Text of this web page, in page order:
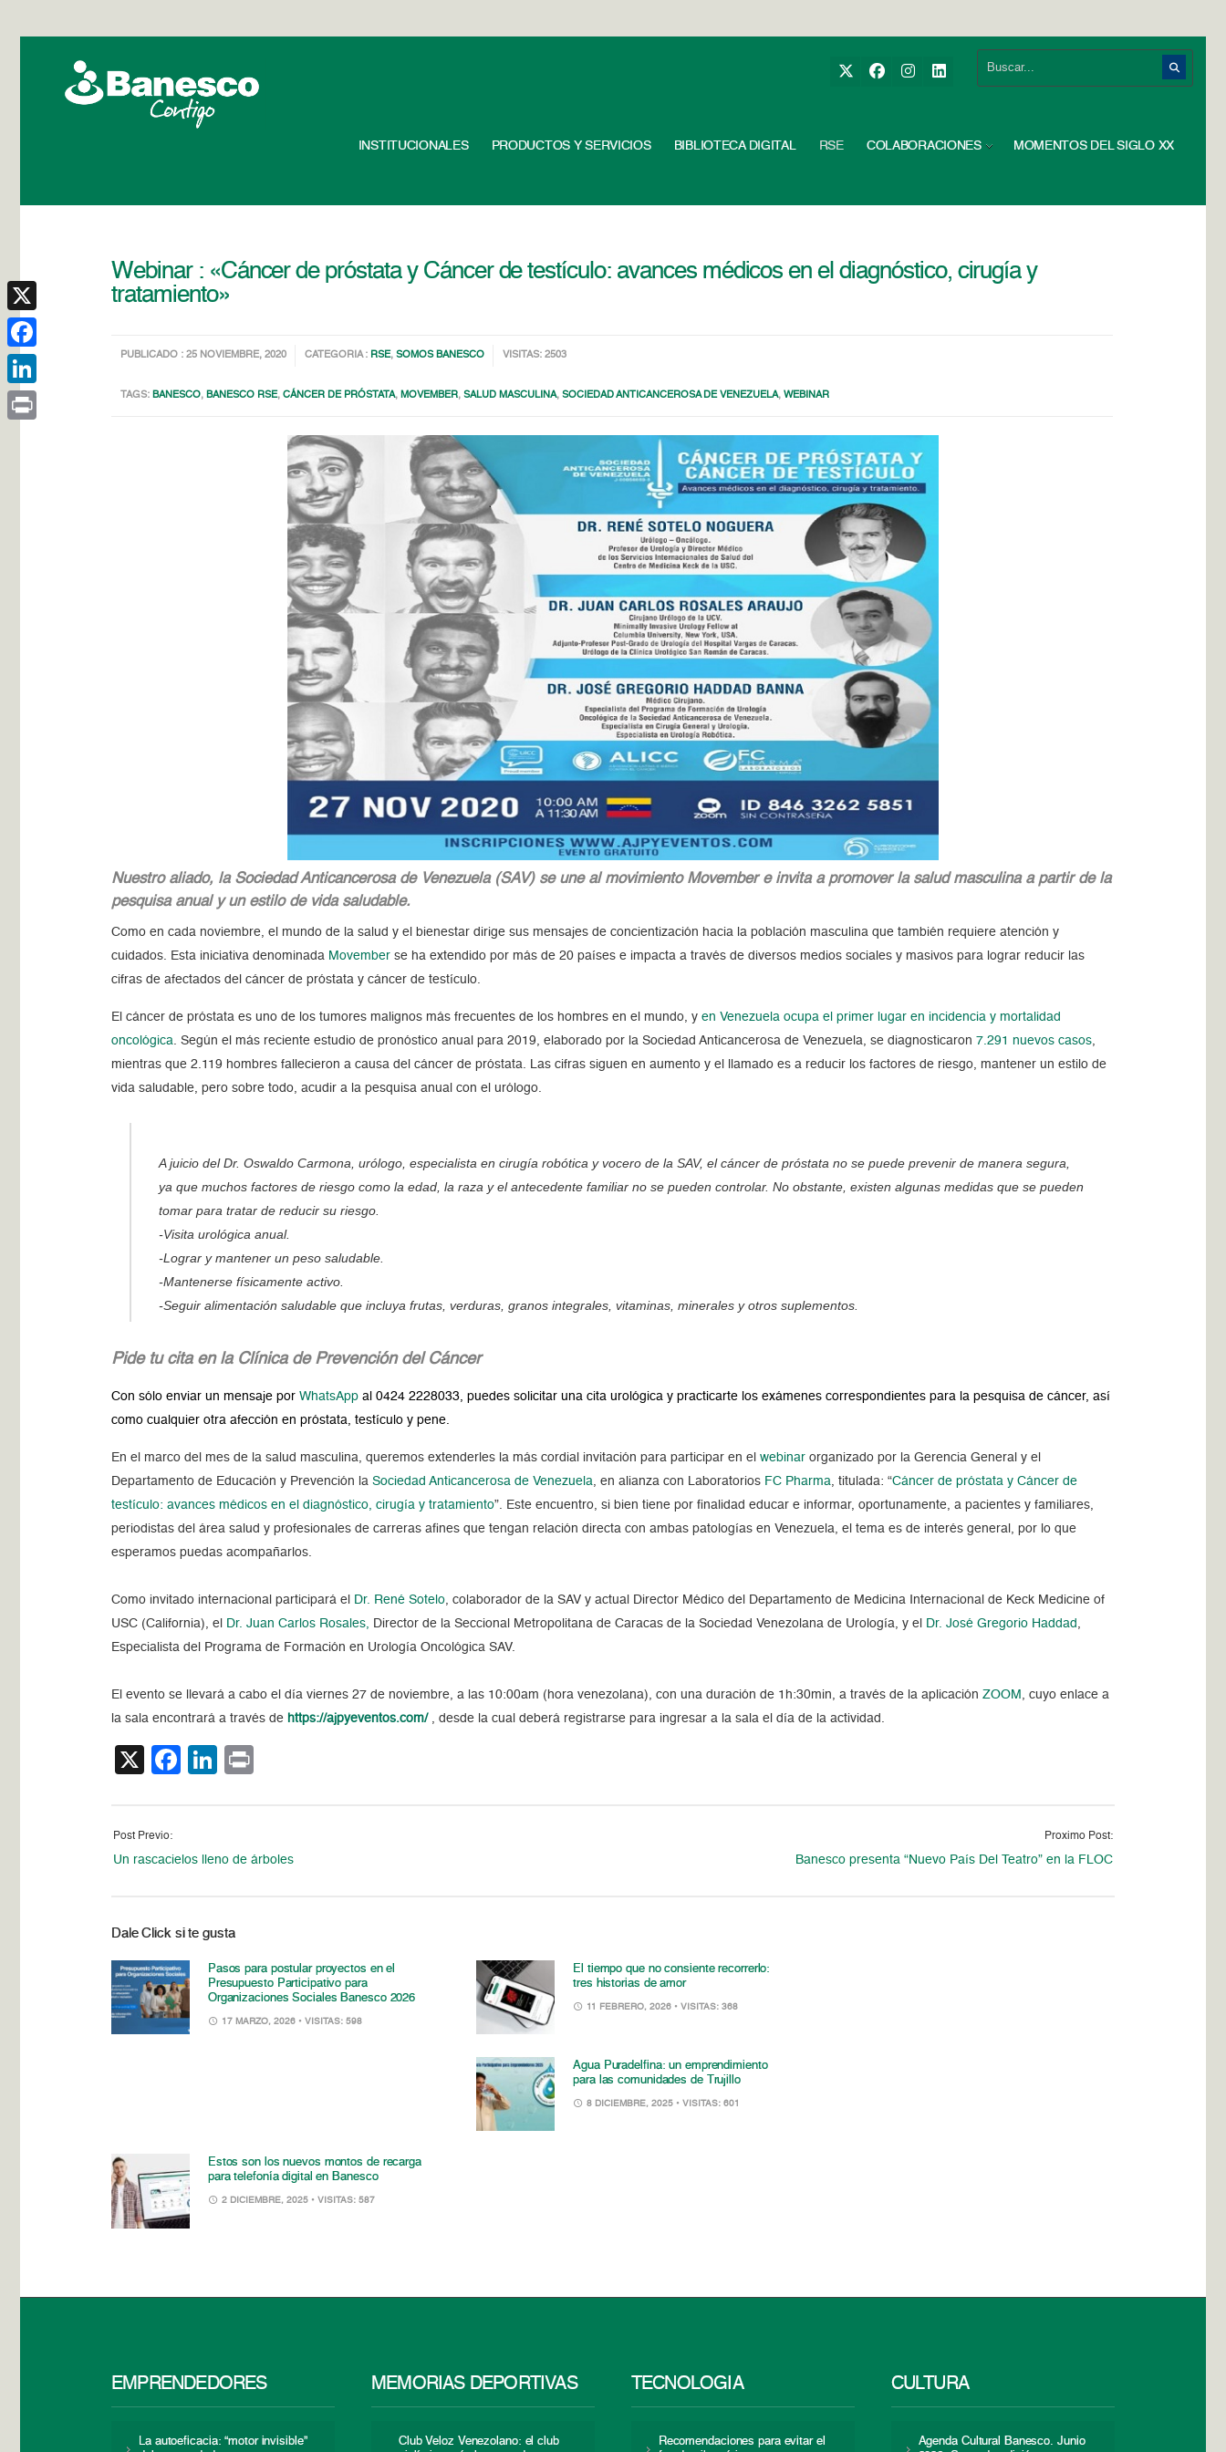
INSTITUCIONALES PRODUCTOS Y SERVICIOS BIBLIOTECA DIGITAL RSE COLABORACIONES MOMENTOS DEL SIGLO XX
Webinar : «Cáncer de próstata y Cáncer de testículo: avances médicos en el diagnóstico, cirugía y
tratamiento»
PUBLICADO : 25 NOVIEMBRE, 2020 CATEGORIA : RSE,SOMOS BANESCO VISITAS: 2503
TAGS: BANESCO, BANESCO RSE,CÁNCER DE PRÓSTATA, MOVEMBER,SALUD MASCULINA,SOCIEDAD ANTICANCEROSA DE VENEZUELA,WEBINAR
Nuestro aliado, la Sociedad Anticancerosa de Venezuela (SAV) se une al movimiento Movember e invita a promover la salud masculina a partir de la
pesquisa anual y un estilo de vida saludable.
Como en cada noviembre, el mundo de la salud y el bienestar dirige sus mensajes de concientización hacia la población masculina que también requiere atención y
cuidados. Esta iniciativa denominada Movember se ha extendido por más de 20 países e impacta a través de diversos medios sociales y masivos para lograr reducir las
cifras de afectados del cáncer de próstata y cáncer de testículo.
El cáncer de próstata es uno de los tumores malignos más frecuentes de los hombres en el mundo, yen Venezuela ocupa el primer lugar en incidencia y mortalidad
oncológica . Según el más reciente estudio de pronóstico anual para 2019, elaborado por la Sociedad Anticancerosa de Venezuela, se diagnosticaron7.291 nuevos casos
mientras que 2.119 hombres fallecieron a causa del cáncer de próstata. Las cifras siguen en aumento y el llamado es a reducir los factores de riesgo, mantener un estilo de
vida saludable, pero sobre todo, acudir a la pesquisa anual con el urólogo.
A juicio del Dr. Oswaldo Carmona, urólogo, especialista en cirugía robótica y vocero de la SAV, el cáncer de próstata no se puede prevenir de manera segura,
ya que muchos factores de riesgo como la edad, la raza y el antecedente familiar no se pueden controlar. No obstante, existen algunas medidas que se pueden
tomar para tratar de reducir su riesgo.
-Visita urológica anual.
-Lograr y mantener un peso saludable.
-Mantenerse físicamente activo.
-Seguir alimentación saludable que incluya frutas, verduras, granos integrales, vitaminas, minerales y otros suplementos.
Pide tu cita en la Clínica de Prevención del Cáncer
Con sólo enviar un mensaje porWhatsApp al 0424 2228033, puedes solicitar una cita urológica y practicarte los exámenes correspondientes para la pesquisa de cáncer, así
como cualquier otra afección en próstata, testículo y pene.
En el marco del mes de la salud masculina, queremos extenderles la más cordial invitación para participar en elwebinar organizado por la Gerencia General y el
Departamento de Educación y Prevención laSociedad Anticancerosa de Venezuela , en alianza con Laboratorios FC Pharma , titulada: “Cáncer de próstata y Cáncer de
testículo: avances médicos en el diagnóstico, cirugía y tratamiento”. Este encuentro, si bien tiene por finalidad educar e informar, oportunamente, a pacientes y familiares,
periodistas del área salud y profesionales de carreras afines que tengan relación directa con ambas patologías en Venezuela, el tema es de interés general, por lo que
esperamos puedas acompañarlos.
Como invitado internacional participará el Dr. René Sotelo , colaborador de la SAV y actual Director Médico del Departamento de Medicina Internacional de Keck Medicine of
USC (California), el
Dr. Juan Carlos Rosales, Director de la Seccional Metropolitana de Caracas de la Sociedad Venezolana de Urología, y el Dr. José Gregorio Haddad
Especialista del Programa de Formación en Urología Oncológica SAV.
El evento se llevará a cabo el día viernes 27 de noviembre, a las 10:00am (hora venezolana), con una duración de 1h:30min, a través de la aplicaciónZOOM
, cuyo enlace a
la sala encontrará a través de https://ajpyeventos.com/, desde la cual deberá registrarse para ingresar a la sala el día de la actividad.
X Facebook
LinkedIn
Post Previo:
Un rascacielos lleno de árboles
Proximo Post:
Banesco presenta “Nuevo País Del Teatro” en la FLOC
Dale Click si te gusta
Pasos para postular proyectos en el
Presupuesto Participativo para
Organizaciones Sociales Banesco 2026
17 MARZO, 2026 • VISITAS: 598
El tiempo que no consiente recorrerlo:
tres historias de amor
11 FEBRERO, 2026 • VISITAS: 368
Agua Puradelfina: un emprendimiento
para las comunidades de Trujillo
8 DICIEMBRE, 2025 • VISITAS: 601
Estos son los nuevos montos de recarga
para telefonía digital en Banesco
2 DICIEMBRE, 2025 • VISITAS: 587
EMPRENDEDORES
La autoeficacia: “motor invisible”
MEMORIAS DEPORTIVAS
Club Veloz Venezolano: el club
TECNOLOGÍA
Recomendaciones para evitar el
CULTURA
Agenda Cultural Banesco. Junio
X
Facebook
LinkedIn